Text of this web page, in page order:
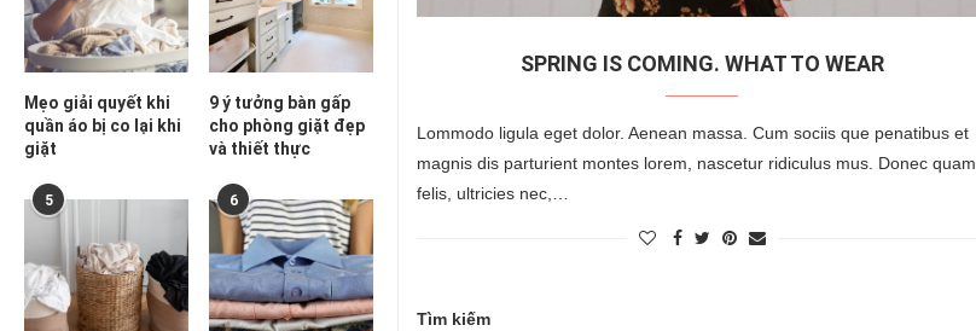
Mẹo giải quyết khi
quần áo bị co lại khi
giặt
9 ý tưởng bàn gấp
cho phòng giặt đẹp
và thiết thực
5 6
SPRING IS COMING. WHAT TO WEAR
Lommodo ligula eget dolor. Aenean massa. Cum sociis que penatibus et
magnis dis parturient montes lorem, nascetur ridiculus mus. Donec quam
felis, ultricies nec,…
Tìm kiếm